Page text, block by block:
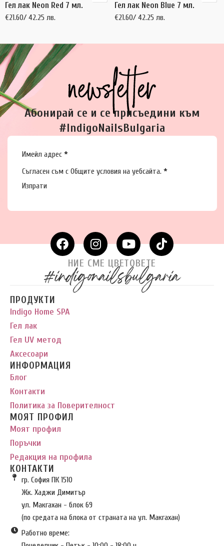
Гел лак Neon Red 7 мл.
€21.60/ 42.25 лв.
Гел лак Neon Blue 7 мл.
€21.60/ 42.25 лв.
Абонирай се и се присъедини към
#IndigoNailsBulgaria
Section
Имейл адрес *
Съгласен съм с Общите условияна уебсайта. *
Изпрати
НИЕ СМЕ ЦВЕТОВЕТЕ
#indigonailsbulgaria
ПРОДУКТИ
Indigo Home SPA
Гел лак
Гел UV метод
Аксесоари
ИНФОРМАЦИЯ
Блог
Контакти
Политика за Поверителност
МОЯТ ПРОФИЛ
Моят профил
Поръчки
Редакция на профила
КОНТАКТИ
гр. София ПК 1510
Жк. Хаджи Димитър
ул. Макгахан - блок 69
(по средата на блока от страната на ул. Макгахан)
Работно време: